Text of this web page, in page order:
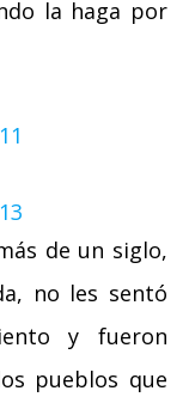
la haga por
de un siglo,
no les sentó
y fueron
pueblos que